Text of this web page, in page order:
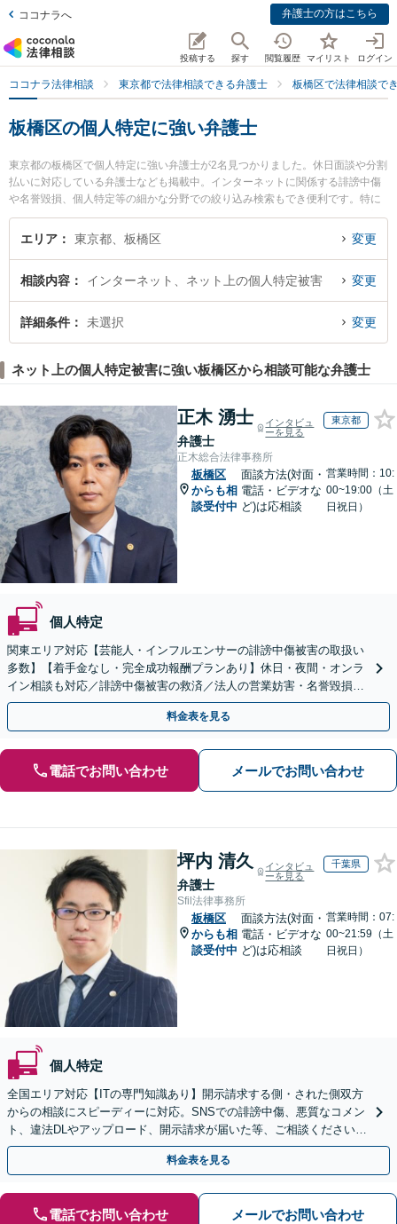
ココナラへ 弁護士の方はこちら
投稿する 探す 閲覧履歴 マイリスト ログイン
ココナラ法律相談 東京都で法律相談できる弁護士 板橋区で法律相談で
板橋区の個人特定に強い弁護士
東京都の板橋区で個人特定に強い弁護士が2名見つかりました。休日面談や分割
払いに対応している弁護士なども掲載中。インターネットに関係する誹謗中傷
や名誉毀損、個人特定等の細かな分野での絞り込み検索もでき便利です。特に
N総合法律事務所の首藤 裕二弁護士や西台法律事務所の俣野 政紀弁護士のプロ
フィール情報や弁護士費用、強みなどが注目されています。『板橋区で土日や
個人特定を法律相談できる板橋区内の弁護士に相談予約したい』などでお困り
の相談者さんにおすすめです。
エリア 東京都、板橋区 変更
相談内容 インターネット、ネット上の個人特定被害 変更
詳細条件 未選択 変更
ネット上の個人特定被害に強い板橋区から相談可能な弁護士
正木 湧士
弁護士
インタビュ
ーを見る
東京都
正木総合法律事務所
板橋区
からも相
談受付中
面談方法(対面・
電話・ビデオな
ど)は応相談
営業時間：10:
00~19:00（土
日祝日）
個人特定
関東エリア対応【芸能人・インフルエンサーの誹謗中傷被害の取扱い
多数】【着手金なし・完全成功報酬プランあり】休日・夜間・オンラ
イン相談も対応／誹謗中傷被害の救済／法人の営業妨害・名誉毀損問
題・著作権侵害に関するご相談可
料金表を見る
電話でお問い合わせ メールでお問い合わせ
坪内 清久
弁護士
インタビュ
ーを見る
千葉県
Sfil法律事務所
板橋区
からも相
談受付中
面談方法(対面・
電話・ビデオな
ど)は応相談
営業時間：07:
00~21:59（土
日祝日）
個人特定
全国エリア対応【ITの専門知識あり】開示請求する側・された側双方
からの相談にスピーディーに対応。SNSでの誹謗中傷、悪質なコメン
ト、違法DLやアップロード、開示請求が届いた等、ご相談ください
【WEB面談OK&解決実績豊富】【千葉中央駅4分】
料金表を見る
電話でお問い合わせ メールでお問い合わせ